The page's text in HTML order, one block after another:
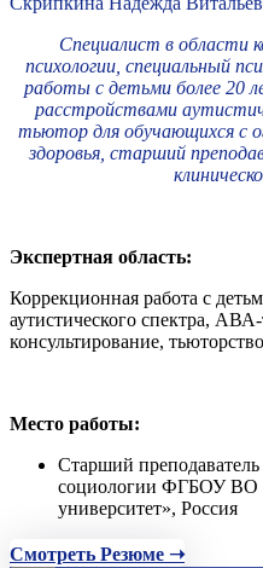
Специалист в области
психологии, специальный
работы с детьми более 20
расстройствами
тьютор для обучающихся с
здоровья, старший
Экспертная область:
Коррекционная работа с
аутистического спектра,
консультирование,
Место работы:
Старший
социологии ФГБОУ ВО
университет», Россия
Смотреть Резюме ➝